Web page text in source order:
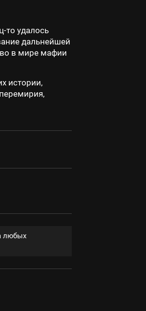
то удалось
дальнейшей
в мире мафии
истории,
любых